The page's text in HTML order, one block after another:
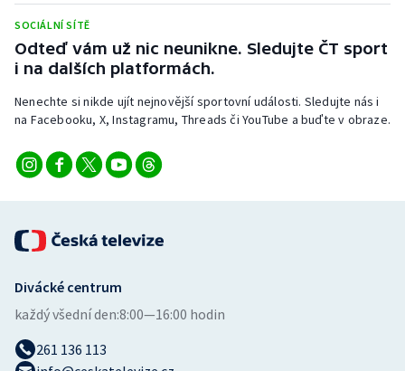
Jezdectví
Judo
Krasobruslení
Lyže a snowboard
Moderní pětiboj
Olympijské hry
Parasport
SOCIÁLNÍ SÍTĚ
Odteď vám už nic neunikne. Sledujte ČT sport
i na dalších platformách.
Nenechte si nikde ujít nejnovější sportovní události. Sledujte nás i
na Facebooku, X, Instagramu, Threads či YouTube a buďte v obraze.
Divácké centrum
každý všední den:8:00—16:00 hodin
261 136 113